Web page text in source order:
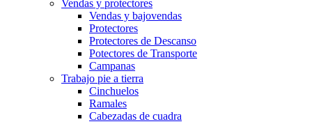
Vendas y protectores
Vendas y bajovendas
Protectores
Protectores de Descanso
Potectores de Transporte
Campanas
Trabajo pie a tierra
Cinchuelos
Ramales
Cabezadas de cuadra